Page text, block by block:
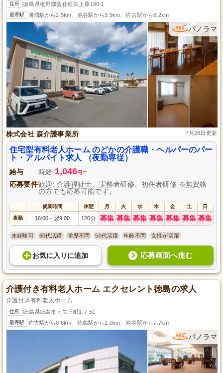
住所 徳島県板野郡藍住町矢上原190-1
最寄駅 勝瑞駅から2.5km、池谷駅から3.9km、佐古駅から6.2km
パノラマ
株式会社 森介護事業所 7月28日更新
住宅型有料老人ホーム のどかの介護職・ヘルパーのパー
ト・アルバイト求人 （夜勤専従）
給与 時給 1,046円 ~
応募要件歓迎: 介護福祉士、実務者研修、初任者研修 ※無資格
の方でも応募可能です。
就業時間 休憩 月 火 水 木 金 土 日
夜勤 16:00～ 翌9:00 120分 募集 募集 募集 募集 募集 募集 募集
未経験可 60代活躍 学歴不問 50代活躍 年齢不問 女性が活躍
お気に入り に追加 応募画面へ進む
介護付き有料老人ホーム エクセレント徳島の求人
介護付き有料老人ホーム
住所 徳島県徳島市南矢三町1-7-51
最寄駅 佐古駅から0.6km、徳島駅から2.0km、池谷駅から7.7km
パノラマ